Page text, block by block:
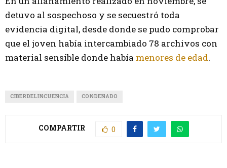
detuvo al sospechoso y se secuestró toda
evidencia digital, desde donde se pudo comprobar
que el joven había intercambiado 78 archivos con
material sensible donde había menores de edad.
CIBERDELINCUENCIA CONDENADO
COMPARTIR 0